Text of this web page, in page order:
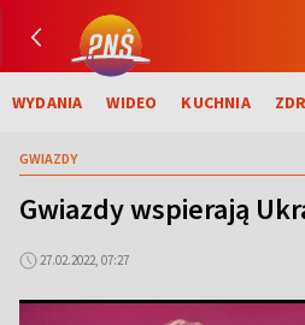
WYDANIA WIDEO KUCHNIA
GWIAZDY
Gwiazdy wspierają
27.02.2022, 07:27